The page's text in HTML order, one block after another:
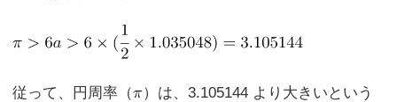
従って、円周率（
）は、3.105144 より大きいという